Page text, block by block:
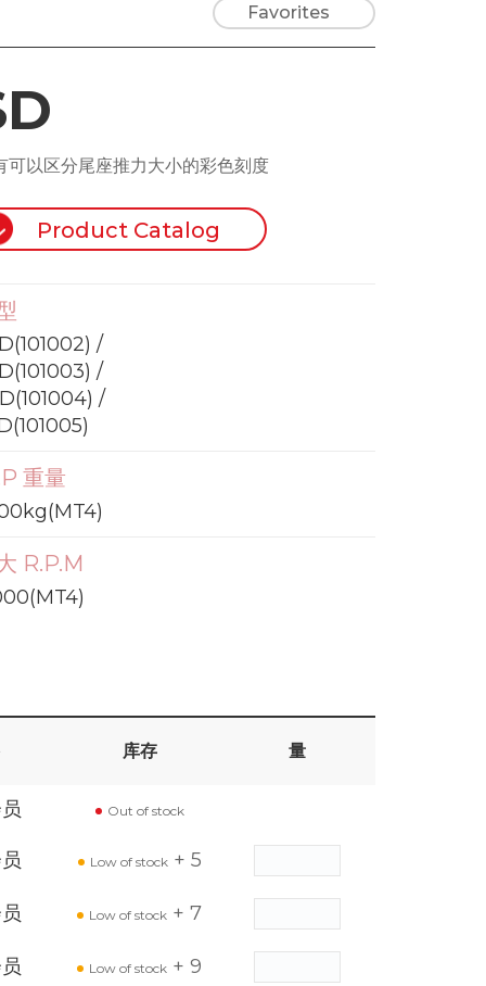
Favorites
可以区分尾座推力大小的彩色刻度
Product Catalog
/
/
/
重量
R.P.M
库存 量
Out of stock
Low of stock+ 5
Low of stock + 7
Low of stock + 9